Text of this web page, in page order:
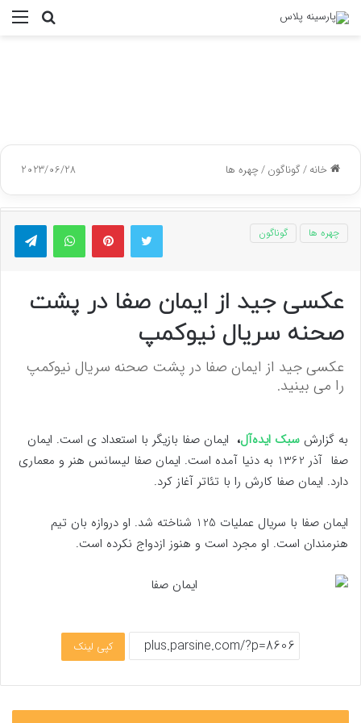
جستجو
خانه/گوناگون/چهره ها 2023/06/28
توییتر پینتریستواتس آپ
چهره ها گوناگون
عکسی جید از ایمان صفا در پشت
صحنه سریال نیوکمپ
عکسی جید از ایمان صفا در پشت صحنه سریال نیوکمپ
را می بینید.
به گزارش سبک ایده‌آل، ایمان صفا بازیگر با استعداد ی است. ایمان
صفا آذر 1362 به دنیا آمده است. ایمان صفا لیسانس هنر و معماری
دارد. ایمان صفا کارش را با تئاتر آغاز کرد.
ایمان صفا با سریال عملیات 125 شناخته شد. او دروازه بان تیم
هنرمندان است. او مجرد است و هنوز ازدواج نکرده است.
کپی لینک